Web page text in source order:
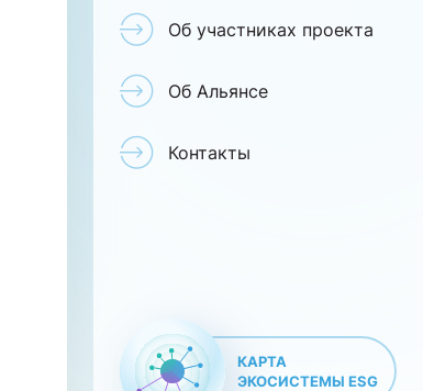
Об участниках проекта
Об Альянсе
Контакты
КАРТА
ЭКОСИСТЕМЫ ESG